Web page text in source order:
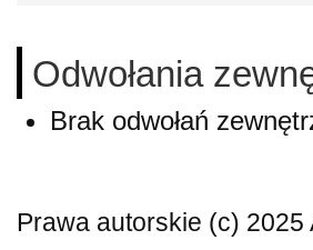
Odwołania
Brak odwołań
Prawa autorskie (c) 2025